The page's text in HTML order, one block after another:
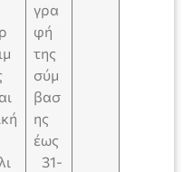
γρα
φή
της
σύμ
βασ
ης
έως
31-